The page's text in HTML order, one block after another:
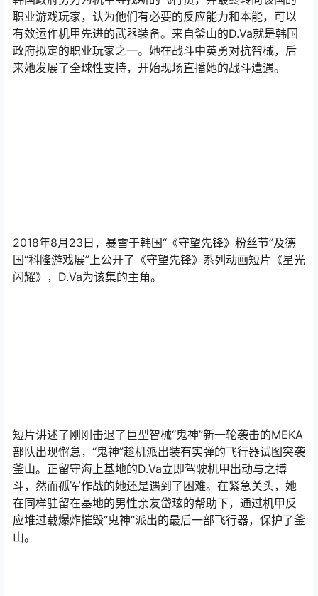
职业游戏玩家，认为他们有必要的反应能力和本能，可以
有效运作机甲先进的武器装备。来自釜山的D.Va就是韩国
政府拟定的职业玩家之一。她在战斗中英勇对抗智械，后
来她发展了全球性支持，开始现场直播她的战斗遭遇。
2018年8月23日，暴雪于韩国“《守望先锋》粉丝节”及德
国“科隆游戏展”上公开了《守望先锋》系列动画短片《星光
闪耀》，D.Va为该集的主角。
短片讲述了刚刚击退了巨型智械“鬼神”新一轮袭击的MEKA
部队出现懈怠，“鬼神”趁机派出装有实弹的飞行器试图突袭
釜山。正留守海上基地的D.Va立即驾驶机甲出动与之搏
斗，然而孤军作战的她还是遇到了困难。在紧急关头，她
在同样驻留在基地的男性亲友岱玹的帮助下，通过机甲反
应堆过载爆炸摧毁“鬼神”派出的最后一部飞行器，保护了釜
山。